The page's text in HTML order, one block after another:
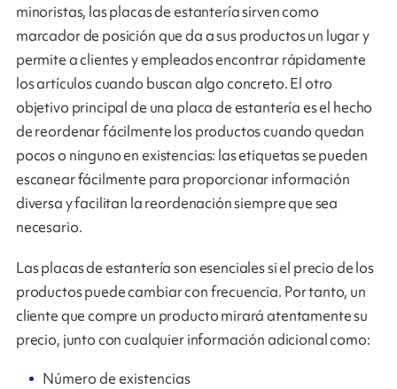
minoristas, las placas de estantería sirven como
marcador de posición que da a sus productos un lugar y
permite a clientes y empleados encontrar rápidamente
los artículos cuando buscan algo concreto. El otro
objetivo principal de una placa de estantería es el hecho
de reordenar fácilmente los productos cuando quedan
pocos o ninguno en existencias: las etiquetas se pueden
escanear fácilmente para proporcionar información
diversa y facilitan la reordenación siempre que sea
necesario.
Las placas de estantería son esenciales si el precio de los
productos puede cambiar con frecuencia. Por tanto, un
cliente que compre un producto mirará atentamente su
precio, junto con cualquier información adicional como:
Número de existencias